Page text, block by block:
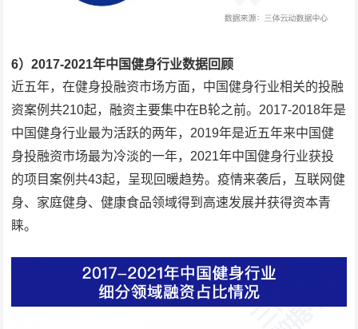
6）2017-2021年中国健身行业数据回顾
近五年，在健身投融资市场方面，中国健身行业相关的投融
资案例共210起，融资主要集中在B轮之前。2017-2018年是
中国健身行业最为活跃的两年，2019年是近五年来中国健
身投融资市场最为冷淡的一年，2021年中国健身行业获投
的项目案例共43起，呈现回暖趋势。疫情来袭后，互联网健
身、家庭健身、健康食品领域得到高速发展并获得资本青
睐。